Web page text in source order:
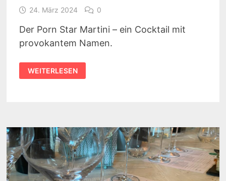
24. März 2024 0
Der Porn Star Martini – ein Cocktail mit
provokantem Namen.
VERRUCHTER
COCKTAIL:
PORN
WEITERLESEN